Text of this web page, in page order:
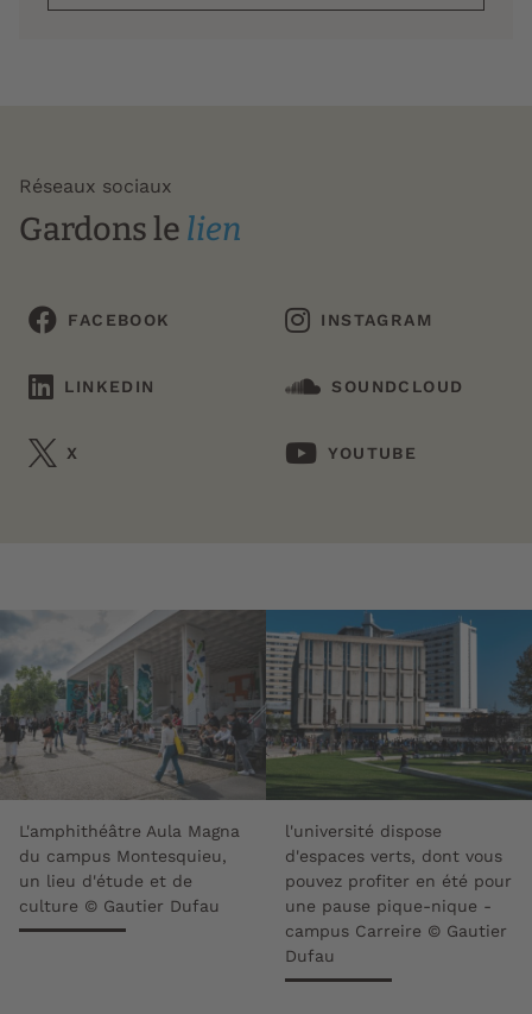
Réseaux sociaux
Gardons le lien
FACEBOOK INSTAGRAM
LINKEDIN SOUNDCLOUD
X YOUTUBE
L'amphithéâtre Aula Magna
du campus Montesquieu,
un lieu d'étude et de
culture © Gautier Dufau
l'université dispose
d'espaces verts, dont vous
pouvez profiter en été pour
une pause pique-nique -
campus Carreire © Gautier
Dufau